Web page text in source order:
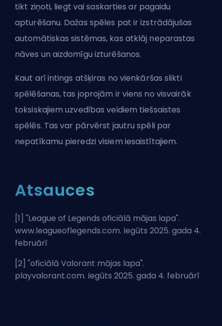
tikt ziņoti, liegt vai saskarties ar pagaidu
apturēšanu. Dažas spēles pat ir izstrādājušas
automātiskas sistēmas, kas atklāj neparastas
nāves un aizdomīgu izturēšanos.
Kaut arī intings atšķiras no vienkāršas slikti
spēlēšanas, tas joprojām ir viens no visvairāk
toksiskajiem uzvedības veidiem tiešsaistes
spēlēs. Tas var pārvērst jautru spēli par
nepatīkamu pieredzi visiem iesaistītajiem.
Atsauces
[1] "League of Legends oficiālā mājas lapa".
www.leagueoflegends.com. Iegūts 2025. gada 4.
februārī
[2] "oficiālā Valorant mājas lapa".
playvalorant.com. Iegūts 2025. gada 4. februārī